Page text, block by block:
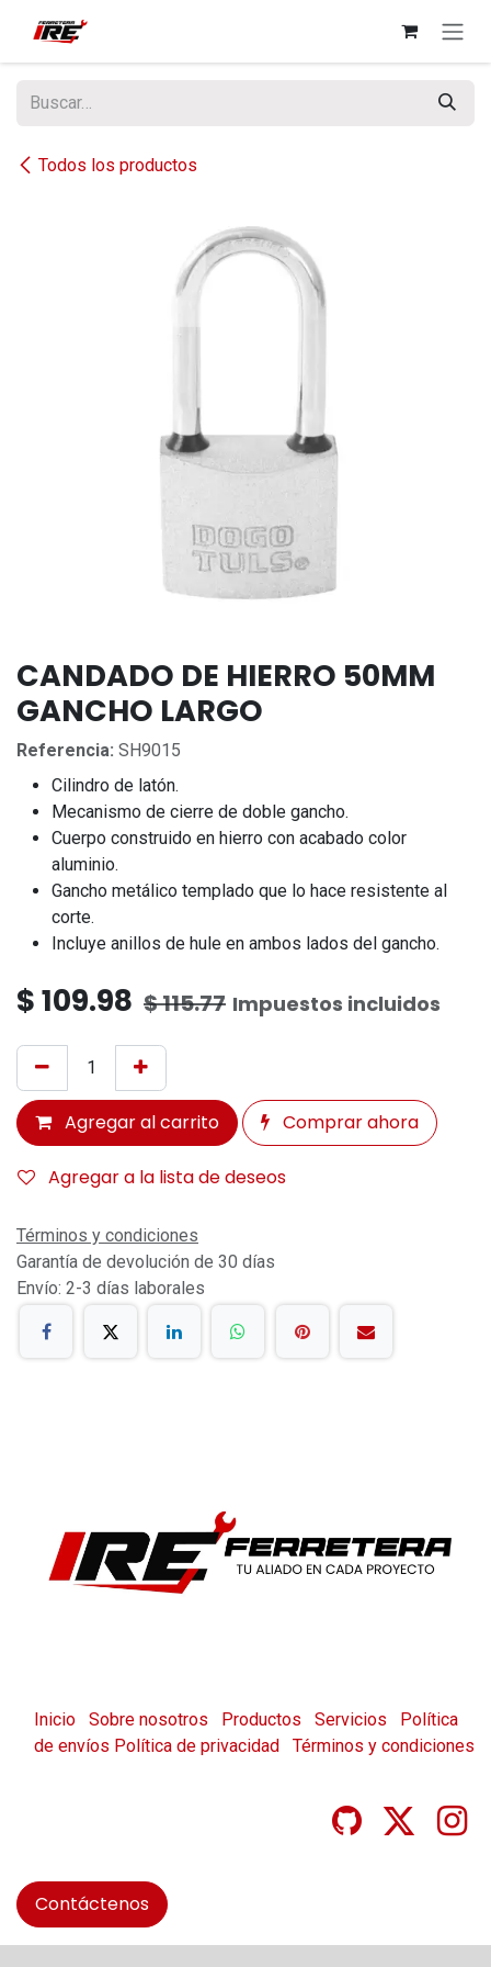
Todos los productos
CANDADO DE HIERRO 50MM
GANCHO LARGO
Referencia: SH9015
Cilindro de latón.
Mecanismo de cierre de doble gancho.
Cuerpo construido en hierro con acabado color
aluminio.
Gancho metálico templado que lo hace resistente al
corte.
Incluye anillos de hule en ambos lados del gancho.
$109.98 $115.77 Impuestos incluidos
Agregar al carrito Comprar ahora
Agregar a la lista de deseos
Términos y condiciones
Garantía de devolución de 30 días
Envío: 2-3 días laborales
Inicio Sobre nosotros Productos Servicios
Política
de envíos Política de privacidad Términos y condiciones
Contáctenos